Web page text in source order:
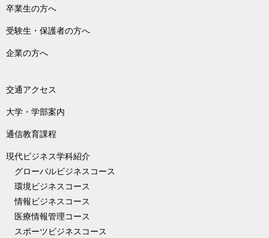
卒業生の方へ
受験生・保護者の方へ
企業の方へ
交通アクセス
大学・学部案内
通信教育課程
現代ビジネス学科紹介
グローバルビジネスコース
環境ビジネスコース
情報ビジネスコース
医療情報管理コース
スポーツビジネスコース